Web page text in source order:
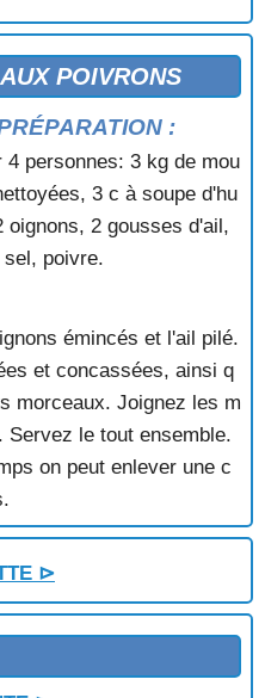
A SAUCISSE
DE NOISETTES
D'AIL
SAINT JACQUES
SAFRAN
POIVRONS
:
4 personnes: 3 kg de mou
3 c à soupe d'hu
oignons, 2 gousses d'ail,
poivre.
émincés et l'ail pilé.
et concassées, ainsi q
morceaux. Joignez les m
le tout ensemble.
on peut enlever une c
⊳